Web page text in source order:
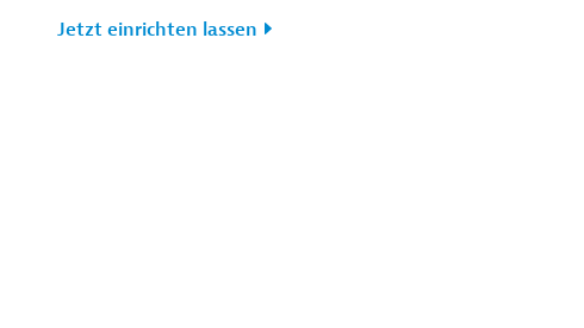
Jetzt einrichten lassen